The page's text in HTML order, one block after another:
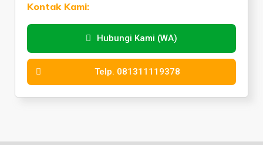
Kontak Kami:
Hubungi Kami (WA)
Telp. 081311119378